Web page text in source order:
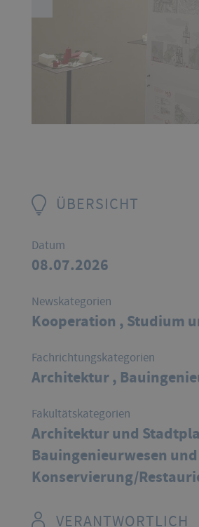
ÜBERSICHT
Datum
08.07.2026
Newskategorien
Kooperation , Studium
Fachrichtungskategorien
Architektur ,
Fakultätskategorien
Architektur und
Bauingenieurwesen und
Konservierung/
VERANTWORTLICH